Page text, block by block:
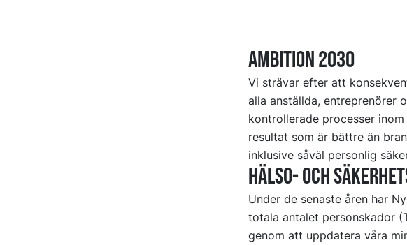
Ambition 2030
Vi strävar efter att
alla anställda, entreprenörer
kontrollerade processer
resultat som är bättre än
inklusive såväl personlig
Hälso- och
Under de senaste åren har
totala antalet personskador
genom att uppdatera våra